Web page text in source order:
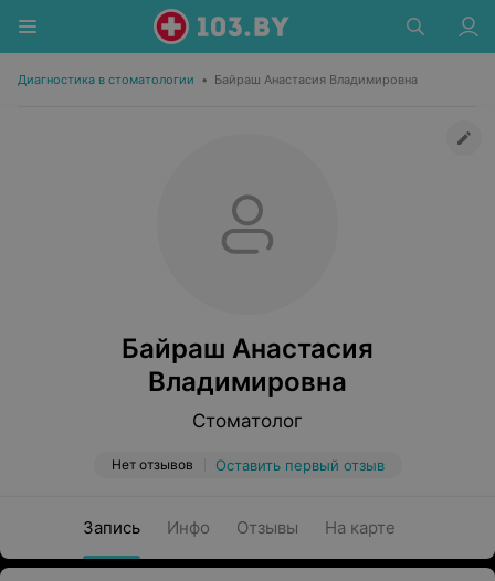
Диагностика в стоматологии • Байраш Анастасия Владимировна
Байраш Анастасия
Владимировна
Стоматолог
Нет отзывов Оставить первый отзыв
Запись Инфо Отзывы На карте